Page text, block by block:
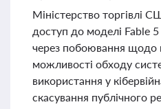
Міністерство торгівлі
доступ до моделі Fable
через побоювання щодо
можливості обходу
використання у
скасування публічного